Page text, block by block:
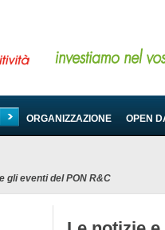
ORGANIZZAZIONE OPEN
gli eventi del PON R&C